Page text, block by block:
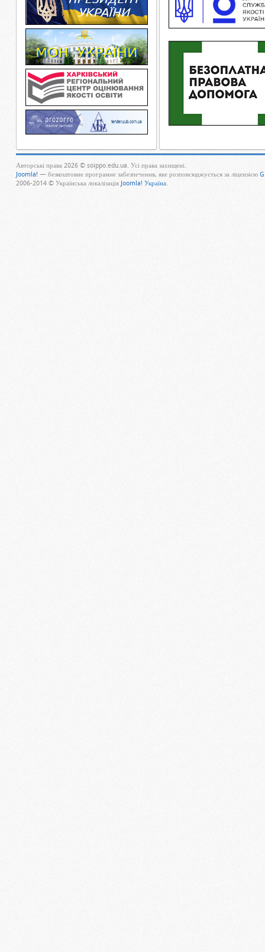
Авторські права 2026 © soippo.edu.ua. Усі права захищені.
Joomla! — безкоштовне програмне забезпечення, яке розповсюджується за ліцензією
2006-2014 © Українська локалізація Joomla! Україна.